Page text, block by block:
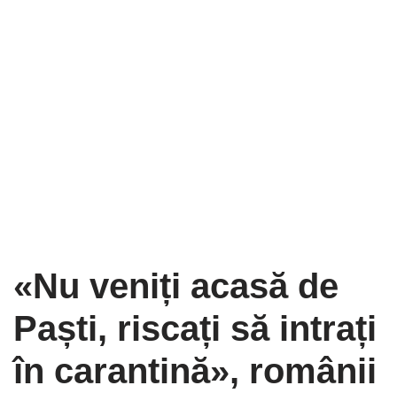
«Nu veniți acasă de
Paști, riscați să intrați
în carantină», românii